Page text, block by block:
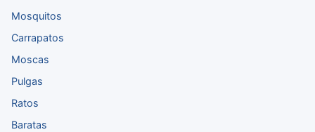
Mosquitos
Carrapatos
Moscas
Pulgas
Ratos
Baratas